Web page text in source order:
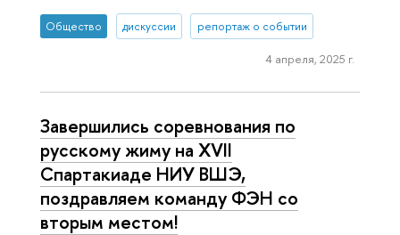
Общество дискуссии репортаж о событии
4 апреля, 2025 г.
Завершились соревнования по
русскому жиму на XVII
Спартакиаде НИУ ВШЭ,
поздравляем команду ФЭН со
вторым местом!